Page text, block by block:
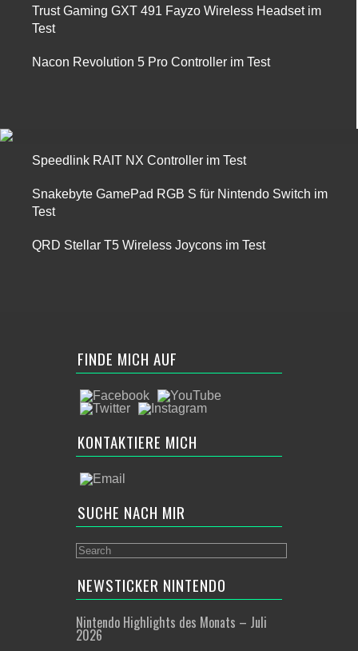
Trust Gaming GXT 491 Fayzo Wireless Headset im
Test
Nacon Revolution 5 Pro Controller im Test
Speedlink RAIT NX Controller im Test
Snakebyte GamePad RGB S für Nintendo Switch im
Test
QRD Stellar T5 Wireless Joycons im Test
FINDE MICH AUF
KONTAKTIERE MICH
SUCHE NACH MIR
NEWSTICKER NINTENDO
Nintendo Highlights des Monats – Juli
2026